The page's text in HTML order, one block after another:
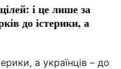
і це лише за
до істерики, а
а українців – до